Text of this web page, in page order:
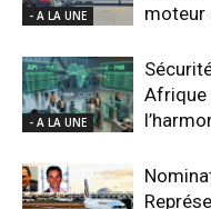
- A LA UNE
moteur
- A LA UNE
Afrique